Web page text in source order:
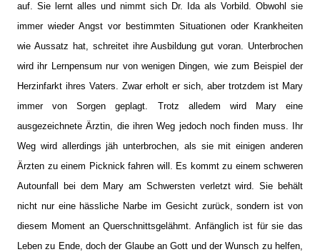
auf. Sie lernt alles und nimmt sich Dr. Ida als Vorbild. Obwohl sie
immer wieder Angst vor bestimmten Situationen oder Krankheiten
wie Aussatz hat, schreitet ihre Ausbildung gut voran. Unterbrochen
wird ihr Lernpensum nur von wenigen Dingen, wie zum Beispiel der
Herzinfarkt ihres Vaters. Zwar erholt er sich, aber trotzdem ist Mary
immer von Sorgen geplagt. Trotz alledem wird Mary eine
ausgezeichnete Ärztin, die ihren Weg jedoch noch finden muss. Ihr
Weg wird allerdings jäh unterbrochen, als sie mit einigen anderen
Ärzten zu einem Picknick fahren will. Es kommt zu einem schweren
Autounfall bei dem Mary am Schwersten verletzt wird. Sie behält
nicht nur eine hässliche Narbe im Gesicht zurück, sondern ist von
diesem Moment an Querschnittsgelähmt. Anfänglich ist für sie das
Leben zu Ende, doch der Glaube an Gott und der Wunsch zu helfen,